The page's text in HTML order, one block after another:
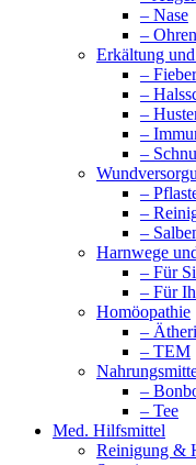
– Nase
– Ohren
Erkältung
– Fieber
–
–
–
–
–
–
–
Harnwege
– Für
– Für
Homöopathie
–
– TEM
–
– Tee
Med. Hilfsmittel
Reinigung &